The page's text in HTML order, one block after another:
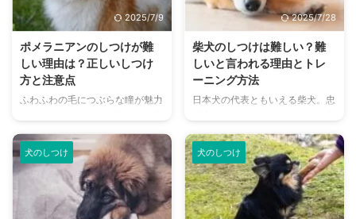
コリーなのに、どうしてこのよう
なことが起こるのか。 そこで今
性質を活かした、しつけのコツを
ご紹介します。 この記事の結論
ボーダー・コリーはとても賢い犬
種であるがため、リーダーを見分
ングを子犬期からできていない ...
しつけは何が正しいのか、賢いか
らこそ気をつけないポイントなど
に役立つアイテムについても併せ
てご紹介し、トイ・プードルを飼
っている方も興味のある方も参考
にできるでしょう。 この記事の
く素直なので、非常にしつけがし
...
2025/7/9
ポメラニアンのしつけが難
しい理由は？正しいしつけ
方と注意点
ふわふわの毛につぶらな瞳が魅力
常に人気の高い犬種として知られ
ています。 ぬいぐるみのように
可愛らしく人気がありますが、実
は「無駄吠えが多い」「噛み癖が
直らない」などの悩みを抱える飼
い主さんが多い犬種でもあるので
2025/7/28
柴犬のしつけは難しい？難
しいと言われる理由とトレ
ーニング方法
日本犬の代表ともいえる柴犬。忠
いですが、しつけが難しい犬種と
も言われています。 昔ながらの
日本犬ではありますが、しっかり
としたしつけをしなければ思わぬ
事故やトラブルに遭遇すること
も。 そういった事故が起こる前
犬のしつけ 犬のしつけ